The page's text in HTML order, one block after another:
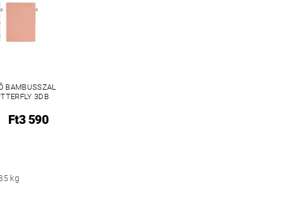
BAMBUSSZAL
3DB
Ft3 590
kg